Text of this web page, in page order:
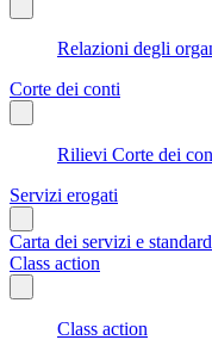
Relazioni degli
Corte dei conti
Rilievi Corte dei
Servizi erogati
Carta dei servizi e
Class action
Class action